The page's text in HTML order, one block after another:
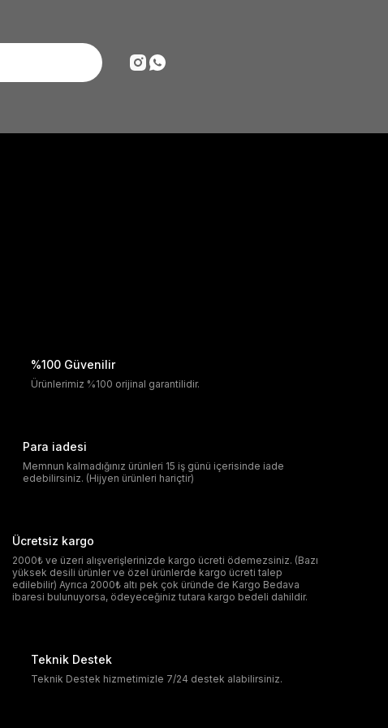
%100 Güvenilir
Ürünlerimiz %100 orijinal garantilidir.
Para iadesi
Memnun kalmadığınız ürünleri 15 iş günü içerisinde iade
edebilirsiniz. (Hijyen ürünleri hariçtir)
Ücretsiz kargo
2000₺ ve üzeri alışverişlerinizde kargo ücreti ödemezsiniz. (Bazı
yüksek desili ürünler ve özel ürünlerde kargo ücreti talep
edilebilir) Ayrıca 2000₺ altı pek çok üründe de Kargo Bedava
ibaresi bulunuyorsa, ödeyeceğiniz tutara kargo bedeli dahildir.
Teknik Destek
Teknik Destek hizmetimizle 7/24 destek alabilirsiniz.